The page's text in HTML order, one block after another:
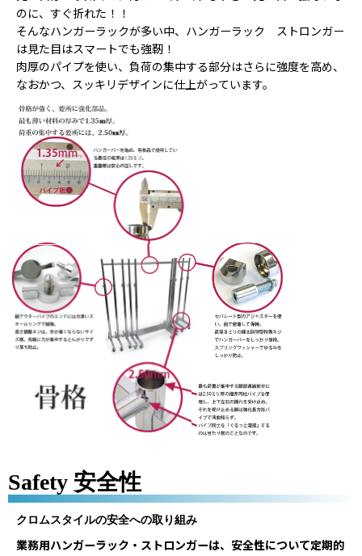
のに、すぐ折れた！！
そんなハンガーラックが多い中、ハンガーラック ストロンガー
は見た目はスマートでも強靭！
肉厚のパイプを使い、負荷の集中する部分はさらに強度を高め、
なおかつ、スッキリデザインに仕上がっています。
Safety 安全性
クロムスタイルの安全への取り組み
業務用ハンガーラック・ストロンガーは、安全性について定期的